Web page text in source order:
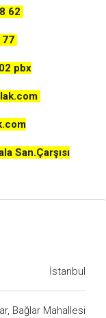
62
pbx
San.Çarşısı
İstanbul
Bağlar Mahallesi